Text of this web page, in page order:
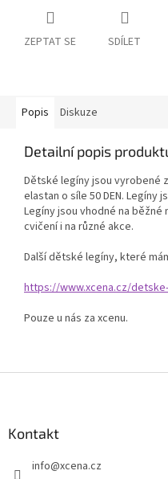
ZEPTAT SE SDÍLET
Popis Diskuze
Detailní popis
Dětské legíny jsou vyrobené
elastan o síle 50 DEN. Legíny
Legíny jsou vhodné na běžné
cvičení i na různé akce.
Další dětské legíny, které
https://www.xcena.cz/
Pouze u nás za xcenu.
Kontakt
info@xcena.cz